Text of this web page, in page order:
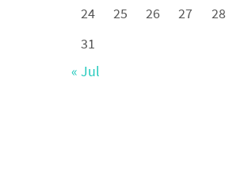
24
25 26 27 28
31
« Jul